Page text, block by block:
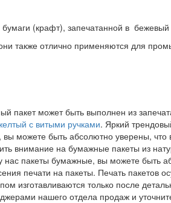
(крафт), запечатанной в бежевый
также отлично применяются для
пакет может быть выполнен из
с витыми ручками. Яркий
вы можете быть абсолютно уверены, что
внимание на бумажные пакеты из
нас пакеты бумажные, вы можете быть
печати на пакеты. Печать пакетов
изготавливаются только после
нашего отдела продаж и